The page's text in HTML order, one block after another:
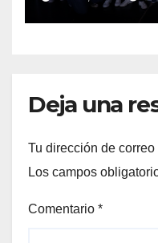
aniversario
Deja una
Tu dirección de
Los campos
Comentario *